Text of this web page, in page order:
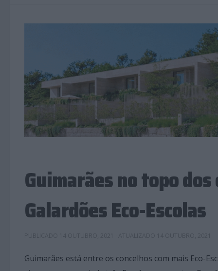
Guimarães no topo
Galardões Eco-Escolas
Guimarães está entre os concelhos com mais Eco-